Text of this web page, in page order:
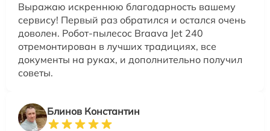
Выражаю искреннюю благодарность вашему
сервису! Первый раз обратился и остался очень
доволен. Робот-пылесос Braava Jet 240
отремонтирован в лучших традициях, все
документы на руках, и дополнительно получил
советы.
Блинов Константин